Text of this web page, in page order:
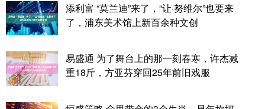
添利富 “莫兰迪”来了，“让·努维尔”也要来
了，浦东美术馆上新百余种文创
易盛通 为了舞台上的那一刻春寒，许杰减
重18斤，方亚芬穿回25年前旧戏服